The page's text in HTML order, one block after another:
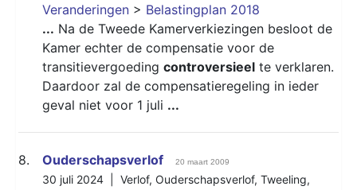
Veranderingen > Belastingplan 2018
... Na de Tweede Kamerverkiezingen besloot de
Kamer echter de compensatie voor de
transitievergoeding controversieel te verklaren.
Daardoor zal de compensatieregeling in ieder
geval niet voor 1 juli ...
8. Ouderschapsverlof 20 maart 2009
30 juli 2024 | Verlof, Ouderschapsverlof, Tweeling,